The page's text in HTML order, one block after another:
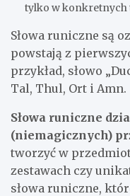
tylko w konkretnych
Słowa runiczne są
powstają z
przykład, słowo
Tal, Thul, Ort i Amn.
Słowa runiczne
(niemagicznych)
tworzyć w
zestawach czy
słowa runiczne,